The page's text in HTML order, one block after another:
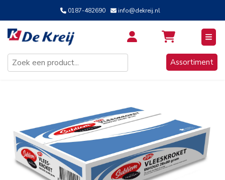
0187-482690 info@dekreij.nl
Inloggen / Aanmelden
Assortiment